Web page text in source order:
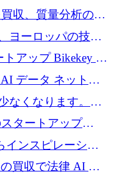
買収、質量分析の専
の品質管理を拡大
ヨーロッパの技術
11億ユーロのファ
アップ Bikekey が
データ ネットワ
調達
なくなります。
のテクノロジーに
タートアップ
達
インスピレーショ
ェアを拡張するた
達
買収で法律 AI ス